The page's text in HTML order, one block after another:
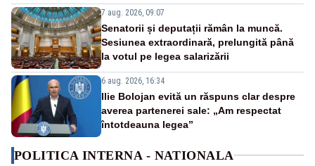
7 aug. 2026, 09:07
Senatorii și deputații rămân la muncă.
Sesiunea extraordinară, prelungită până
la votul pe legea salarizării
6 aug. 2026, 16:34
Ilie Bolojan evită un răspuns clar despre
averea partenerei sale: „Am respectat
întotdeauna legea”
POLITICA INTERNA - NATIONALA